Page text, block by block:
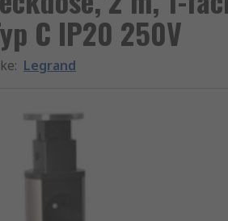
C IP20 250V
: Legrand